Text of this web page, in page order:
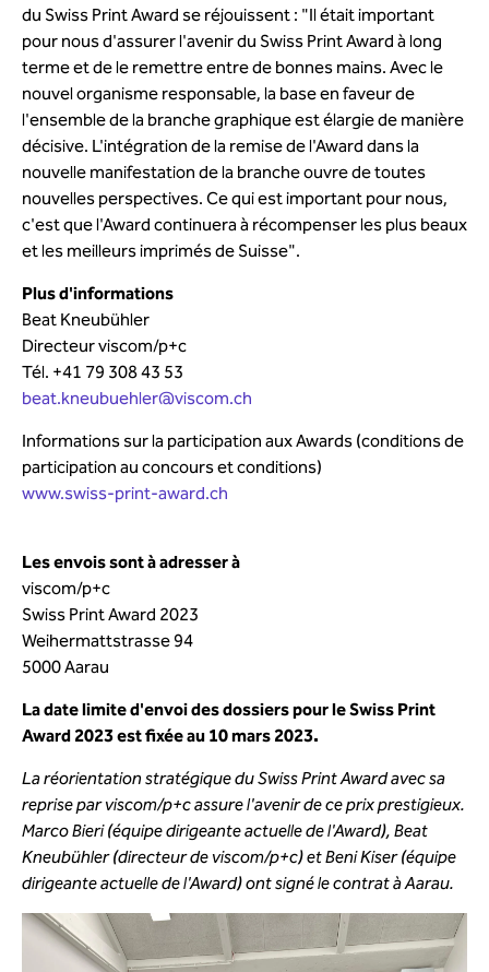
du Swiss Print Award se réjouissent : "Il était important
pour nous d'assurer l'avenir du Swiss Print Award à long
terme et de le remettre entre de bonnes mains. Avec le
nouvel organisme responsable, la base en faveur de
l'ensemble de la branche graphique est élargie de manière
décisive. L'intégration de la remise de l'Award dans la
nouvelle manifestation de la branche ouvre de toutes
nouvelles perspectives. Ce qui est important pour nous,
c'est que l'Award continuera à récompenser les plus beaux
et les meilleurs imprimés de Suisse".
Plus d'informations
Beat Kneubühler
Directeur viscom/p+c
Tél. +41 79 308 43 53
beat.kneubuehler@viscom.ch
Informations sur la participation aux Awards (conditions de
participation au concours et conditions)
www.swiss-print-award.ch
Les envois sont à adresser à
viscom/p+c
Swiss Print Award 2023
Weihermattstrasse 94
5000 Aarau
La date limite d'envoi des dossiers pour le Swiss Print
Award 2023 est fixée au 10 mars 2023.
La réorientation stratégique du Swiss Print Award avec sa
reprise par viscom/p+c assure l'avenir de ce prix prestigieux.
Marco Bieri (équipe dirigeante actuelle de l'Award), Beat
Kneubühler (directeur de viscom/p+c) et Beni Kiser (équipe
dirigeante actuelle de l'Award) ont signé le contrat à Aarau.